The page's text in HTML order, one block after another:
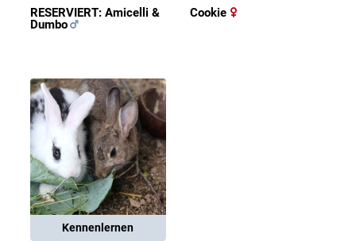
RESERVIERT: Amicelli &
Dumbo
Cookie
Kennenlernen